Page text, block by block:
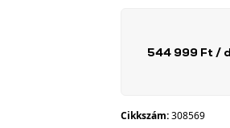
544 999 Ft /
Cikkszám:308569